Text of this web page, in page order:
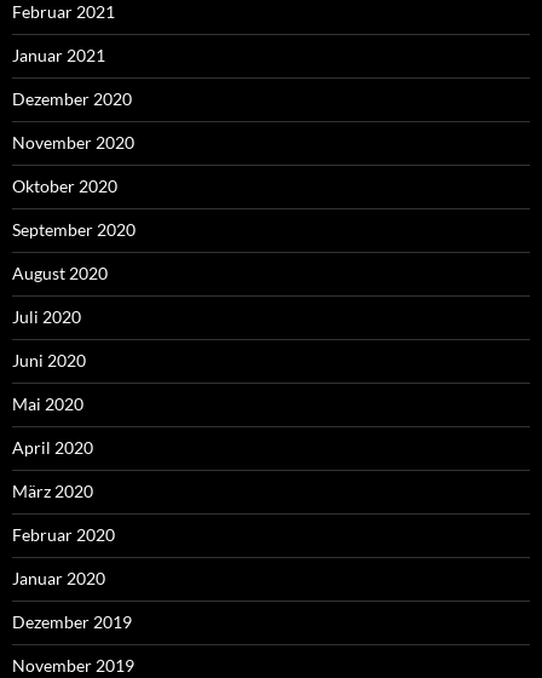
Februar 2021
Januar 2021
Dezember 2020
November 2020
Oktober 2020
September 2020
August 2020
Juli 2020
Juni 2020
Mai 2020
April 2020
März 2020
Februar 2020
Januar 2020
Dezember 2019
November 2019